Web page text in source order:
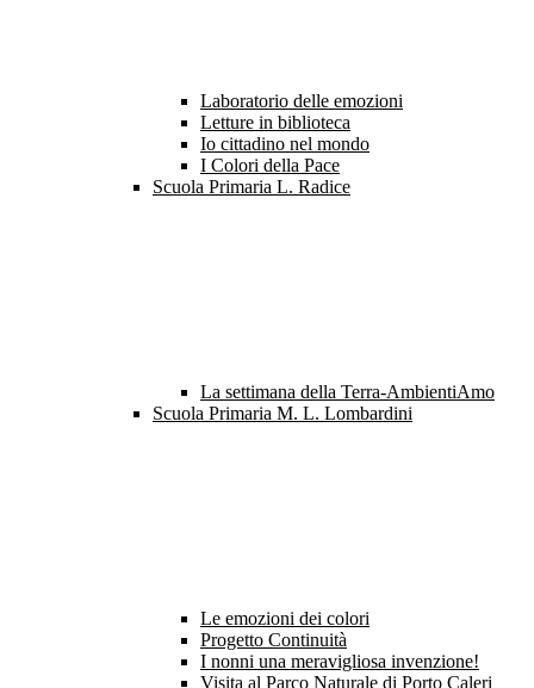
Laboratorio delle emozioni
Letture in biblioteca
Io cittadino nel mondo
I Colori della Pace
Scuola Primaria L. Radice
La settimana della Terra-AmbientiAmo
Scuola Primaria M. L. Lombardini
Le emozioni dei colori
Progetto Continuità
I nonni una meravigliosa invenzione!
Visita al Parco Naturale di Porto Caleri